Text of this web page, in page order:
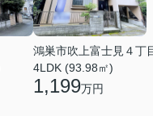
鴻巣市吹上富士見４丁
4LDK (93.98㎡)
1,199万円